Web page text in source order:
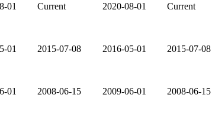
01 Current 2020-08-01 Current
01 2015-07-08 2016-05-01 2015-07-08
01 2008-06-15 2009-06-01 2008-06-15